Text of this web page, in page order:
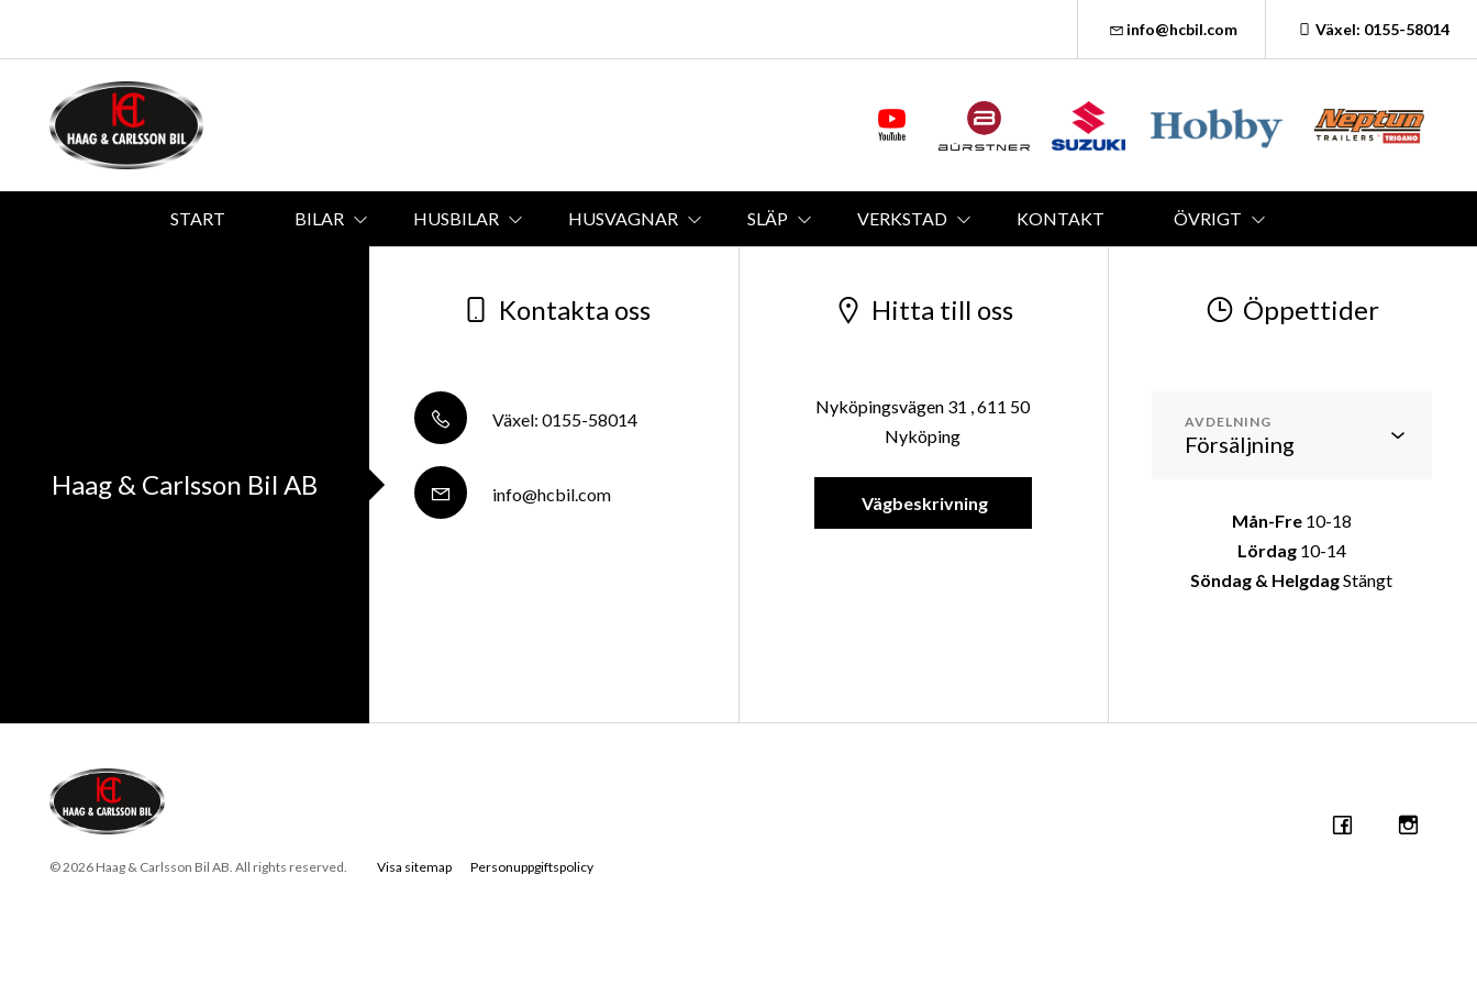
info@hcbil.com Växel: 0155-58014
START BILAR HUSBILAR HUSVAGNAR SLÄP VERKSTAD KONTAKT ÖVRIGT
Haag & Carlsson Bil AB
Kontakta oss
Växel: 0155-58014
info@hcbil.com
Hitta till oss
Nyköpingsvägen 31 , 611 50
Nyköping
Vägbeskrivning
Öppettider
AVDELNING
Mån-Fre 10-18
Lördag10-14
Söndag & HelgdagStängt
© 2026 Haag & Carlsson Bil AB. All rights reserved. Visa sitemap Personuppgiftspolicy